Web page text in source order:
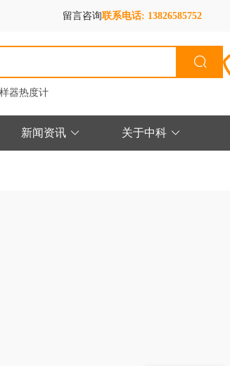
留言咨询联系电话: 13826585752
器热度计
新闻资讯 关于中科